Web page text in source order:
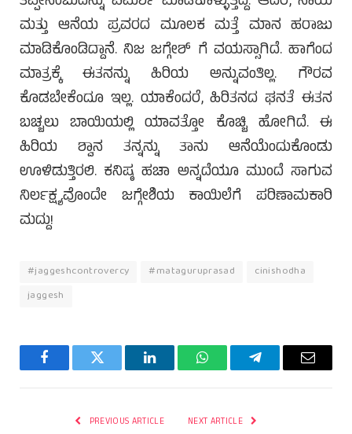
ಮತ್ತು ಆನೆಯ ಪ್ರವರದ ಮೂಲಕ ಮತ್ತೆ ಮಾನ ಹರಾಜು
ಮಾಡಿಕೊಂಡಿದ್ದಾನೆ. ನಿಜ ಜಗ್ಗೇಶ್ ಗೆ ವಯಸ್ಸಾಗಿದೆ. ಹಾಗೆಂದ
ಮಾತ್ರಕ್ಕೆ ಈತನನ್ನು ಹಿರಿಯ ಅನ್ನುವಂತಿಲ್ಲ. ಗೌರವ
ಕೊಡಬೇಕೆಂದೂ ಇಲ್ಲ. ಯಾಕೆಂದರೆ, ಹಿರಿತನದ ಘನತೆ ಈತನ
ಬಚ್ಚಲು ಬಾಯಿಯಲ್ಲಿ ಯಾವತ್ತೋ ಕೊಚ್ಚಿ ಹೋಗಿದೆ. ಈ
ಹಿರಿಯ ಶ್ವಾನ ತನ್ನನ್ನು ತಾನು ಆನೆಯೆಂದುಕೊಂಡು
ಊಳಿಡುತ್ತಿರಲಿ. ಕನಿಷ್ಠ ಹಚಾ ಅನ್ನದೆಯೂ ಮುಂದೆ ಸಾಗುವ
ನಿರ್ಲಕ್ಷ್ಯವೊಂದೇ ಜಗ್ಗೇಶಿಯ ಕಾಯಿಲೆಗೆ ಪರಿಣಾಮಕಾರಿ
ಮದ್ದು!
#jaggeshcontrovercy #mataguruprasad
cinishodha
jaggesh
FacebookTwitter LinkedInWhatsAppTelegramEmail
PREVIOUS ARTICLE NEXT ARTICLE